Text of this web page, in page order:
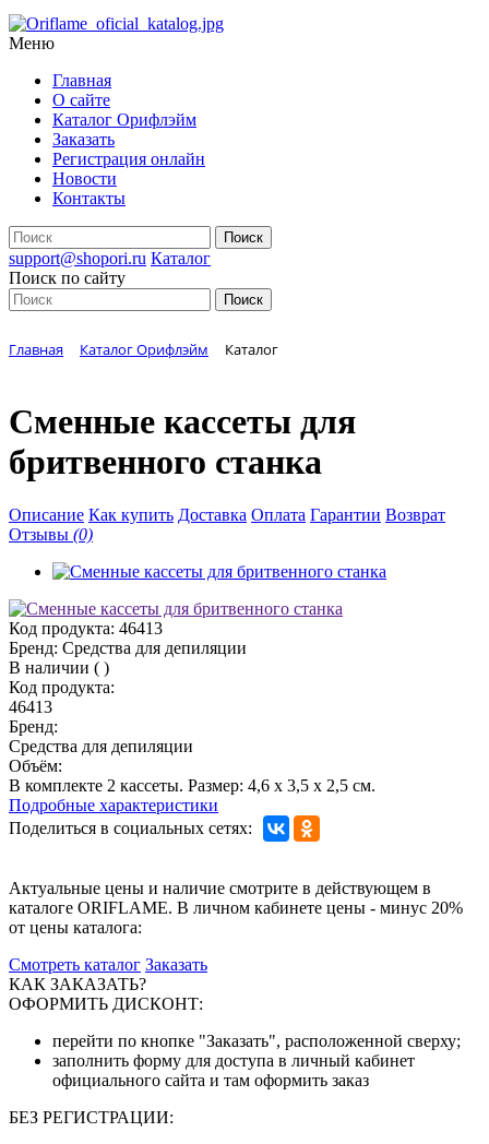
Меню
Главная
О сайте
Каталог Орифлэйм
Заказать
Регистрация онлайн
Новости
Контакты
support@shopori.ru Каталог
Поиск по сайту
Главная Каталог Орифлэйм Каталог
Сменные кассеты для
бритвенного станка
Описание Как купить Доставка Оплата Гарантии Возврат
Отзывы (0)
Код продукта: 46413
Бренд: Средства для депиляции
В наличии ( )
Код продукта:
46413
Бренд:
Средства для депиляции
Объём:
В комплекте 2 кассеты. Размер: 4,6 x 3,5 x 2,5 см.
Подробные характеристики
Поделиться в социальных сетях:
Актуальные цены и наличие смотрите в действующем в
каталоге ORIFLAME. В личном кабинете цены - минус 20%
от цены каталога:
Смотреть каталог Заказать
КАК ЗАКАЗАТЬ?
ОФОРМИТЬ ДИСКОНТ:
перейти по кнопке "Заказать", расположенной сверху;
заполнить форму для доступа в личный кабинет
официального сайта и там оформить заказ
БЕЗ РЕГИСТРАЦИИ: